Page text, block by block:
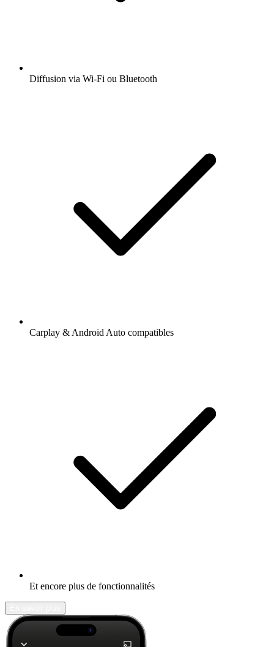
Diffusion via Wi-Fi ou Bluetooth
Carplay & Android Auto compatibles
Et encore plus de fonctionnalités